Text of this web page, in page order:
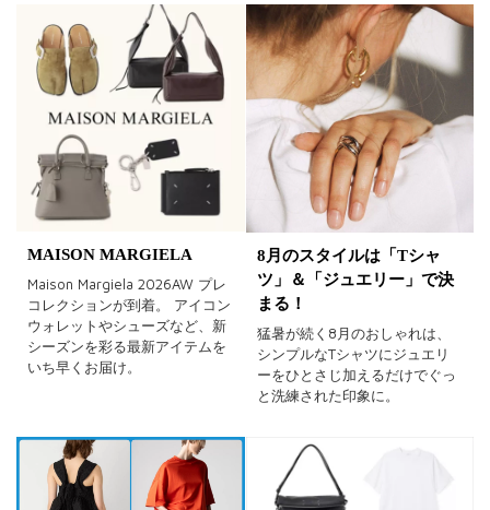
MAISON MARGIELA
Maison Margiela 2026AW プレ
コレクションが到着。 アイコン
ウォレットやシューズなど、新
シーズンを彩る最新アイテムを
いち早くお届け。
8月のスタイルは「Tシャ
ツ」＆「ジュエリー」で決
まる！
猛暑が続く8月のおしゃれは、
シンプルなTシャツにジュエリ
ーをひとさじ加えるだけでぐっ
と洗練された印象に。